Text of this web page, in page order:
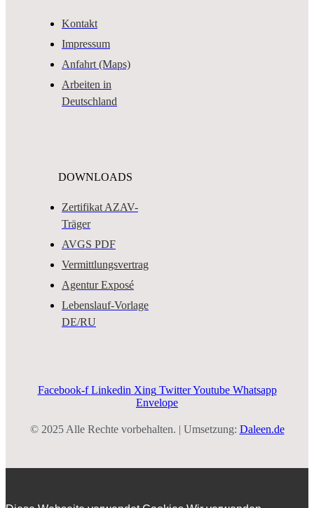
Kontakt
Impressum
Anfahrt (Maps)
Arbeiten in
Deutschland
DOWNLOADS
Zertifikat AZAV-
Träger
AVGS PDF
Vermittlungsvertrag
Agentur Exposé
Lebenslauf-Vorlage
DE/RU
Facebook-f Linkedin Xing Twitter Youtube Whatsapp
Envelope
© 2025 Alle Rechte vorbehalten. | Umsetzung: Daleen.de